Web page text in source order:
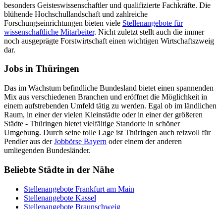
besonders Geisteswissenschaftler und qualifizierte Fachkräfte. Die
blühende Hochschullandschaft und zahlreiche
Forschungseinrichtungen bieten viele Stellenangebote für
wissenschaftliche Mitarbeiter. Nicht zuletzt stellt auch die immer
noch ausgeprägte Forstwirtschaft einen wichtigen Wirtschaftszweig
dar.
Jobs in Thüringen
Das im Wachstum befindliche Bundesland bietet einen spannenden
Mix aus verschiedenen Branchen und eröffnet die Möglichkeit in
einem aufstrebenden Umfeld tätig zu werden. Egal ob im ländlichen
Raum, in einer der vielen Kleinstädte oder in einer der größeren
Städte - Thüringen bietet vielfältige Standorte in schöner
Umgebung. Durch seine tolle Lage ist Thüringen auch reizvoll für
Pendler aus derJobbörse Bayern oder einem der anderen
umliegenden Bundesländer.
Beliebte Städte in der Nähe
Stellenangebote Frankfurt am Main
Stellenangebote Kassel
Stellenangebote Braunschweig